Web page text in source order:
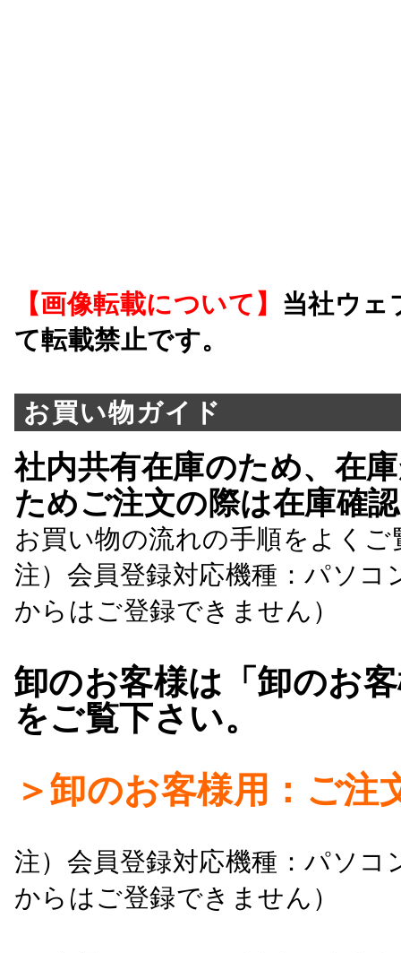
【画像転載について】 当社ウェ
て転載禁止です。
お買い物ガイド
社内共有在庫のため、在
ためご注文の際は在庫確
お買い物の流れの手順をよくご
注）会員登録対応機種：パソ
からはご登録できません）
卸のお客様は「卸のお
をご覧下さい。
＞卸のお客様用：ご注
注）会員登録対応機種：パソ
からはご登録できません）